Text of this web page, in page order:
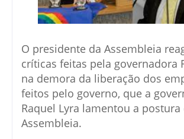
O presidente da Assembleia
críticas feitas pela governadora
na demora da liberação dos
feitos pelo governo, que a
Raquel Lyra lamentou a postura
Assembleia.